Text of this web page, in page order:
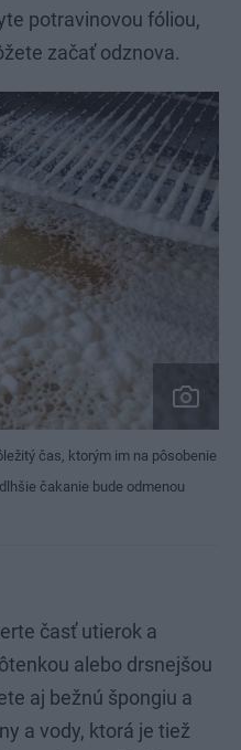
potravinovou fóliou,
začať odznova.
čas, ktorým im na pôsobenie
čakanie bude odmenou
časť utierok a
alebo drsnejšou
aj bežnú špongiu a
a vody, ktorá je tiež